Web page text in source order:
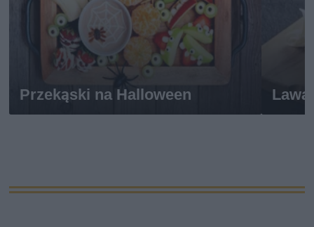
Przekąski na Halloween